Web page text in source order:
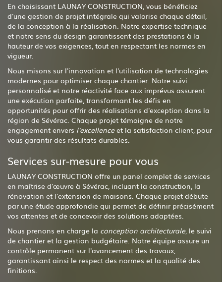
En choisissant LAUNAY CONSTRUCTION, vous bénéficiez
d'une gestion de projet intégrale qui valorise chaque détail,
de la conception à la réalisation. Notre expertise technique
et notre sens du design garantissent des prestations à la
hauteur de vos exigences, tout en respectant les normes en
vigueur.
Nous misons sur l'innovation et l'utilisation de technologies
modernes pour optimiser chaque chantier. Notre suivi
personnalisé et notre réactivité face aux imprévus assurent
une exécution parfaite, transformant les défis en
opportunités pour offrir des réalisations d'exception dans la
région de Sévérac. Chaque projet témoigne de notre
engagement envers l'excellenceet la satisfaction client, pour
vous garantir des résultats durables.
Services sur-mesure pour vous
LAUNAY CONSTRUCTION offre un panel complet de services
en maîtrise d'œuvre à Sévérac, incluant la construction, la
rénovation et l'extension de maisons. Chaque projet débute
par une étude approfondie qui permet de définir précisément
vos attentes et de concevoir des solutions adaptées.
Nous prenons en charge la conception architecturale, le suivi
de chantier et la gestion budgétaire. Notre équipe assure un
contrôle permanent sur l'avancement des travaux,
garantissant ainsi le respect des normes et la qualité des
finitions.